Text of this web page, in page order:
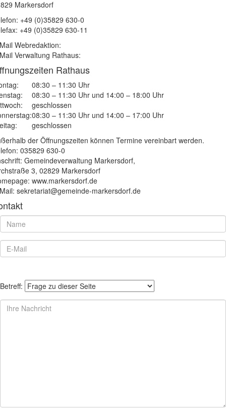
Markersdorf
+49 (0)35829 630-0
+49 (0)35829 630-11
Webredaktion:
Verwaltung Rathaus:
Rathaus
08:30 – 11:30 Uhr
08:30 – 11:30 Uhr und 14:00 – 18:00 Uhr
geschlossen
08:30 – 11:30 Uhr und 14:00 – 17:00 Uhr
geschlossen
der Öffnungszeiten können Termine vereinbart werden.
035829 630-0
Gemeindeverwaltung Markersdorf,
3, 02829 Markersdorf
www.markersdorf.de
sekretariat@gemeinde-markersdorf.de
Betreff: